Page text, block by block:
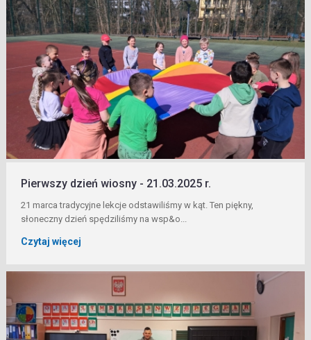
Pierwszy dzień wiosny - 21.03.2025 r.
21 marca tradycyjne lekcje odstawiliśmy w kąt. Ten piękny,
słoneczny dzień spędziliśmy na wsp&o...
Czytaj więcej